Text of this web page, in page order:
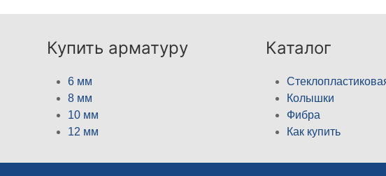
Купить арматуру
6 мм
8 мм
10 мм
12 мм
Каталог
Колышки
Фибра
Как купить